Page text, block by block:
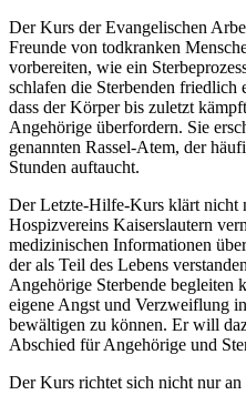
Der Kurs der Evangelischen
Freunde von todkranken
vorbereiten, wie ein
schlafen die Sterbenden friedlich
dass der Körper bis zuletzt
Angehörige überfordern. Sie
genannten Rassel-Atem, der
Stunden auftaucht.
Der Letzte-Hilfe-Kurs klärt nicht
Hospizvereins Kaiserslautern
medizinischen Informationen
der als Teil des Lebens
Angehörige Sterbende
eigene Angst und Verzweiflung
bewältigen zu können. Er will
Abschied für Angehörige und
Der Kurs richtet sich nicht nur